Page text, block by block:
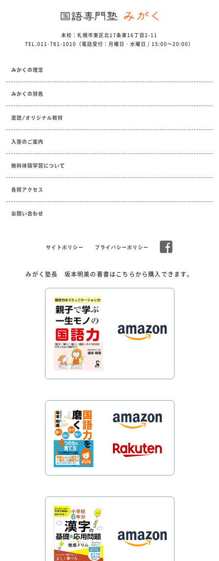
本校：札幌市東区北17条東16丁目2-11
TEL.011-781-1010（電話受付：月曜日・水曜日 / 15:00～20:00）
みがくの理念
みがくの特色
書籍/オリジナル教材
入塾のご案内
無料体験学習について
各校アクセス
お問い合わせ
サイトポリシー プライバシーポリシー
みがく塾長 坂本明美の著書はこちらから購入できます。